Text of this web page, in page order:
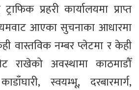
प्रहरी कार्यालयमा प्राप्त
आएका सुचनाका आधारमा
वास्तविक नम्बर प्लेटमा र केही
राखेको अवस्थामा काठमाडौँ
स्वयम्भू, दरबारमार्ग,